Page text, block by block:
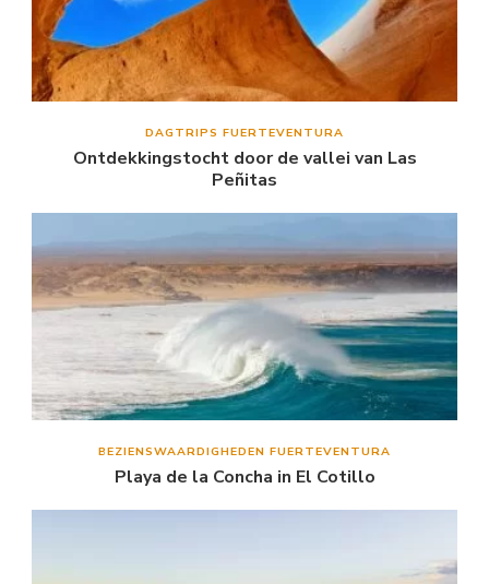
DAGTRIPS FUERTEVENTURA
Ontdekkingstocht door de vallei van Las
Peñitas
BEZIENSWAARDIGHEDEN FUERTEVENTURA
Playa de la Concha in El Cotillo